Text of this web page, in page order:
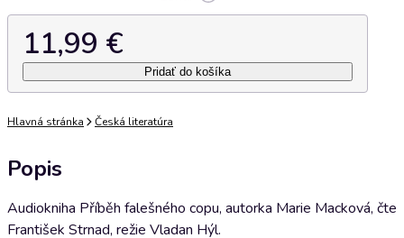
11,99 €
Pridať do košíka
Hlavná stránka Česká literatúra
Popis
Audiokniha Příběh falešného copu, autorka Marie Macková, čte
František Strnad, režie Vladan Hýl.